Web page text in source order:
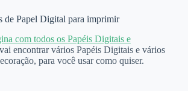
de Papel Digital para imprimir
com todos os Papéis Digitais e
encontrar vários Papéis Digitais e vários
para você usar como quiser.